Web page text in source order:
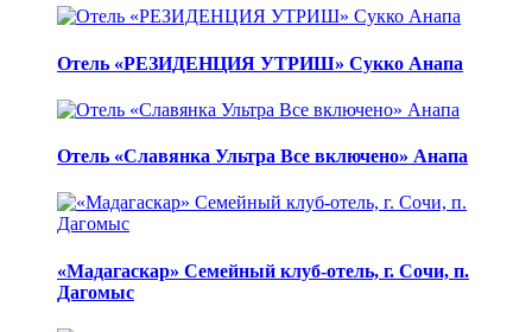
Отель «РЕЗИДЕНЦИЯ УТРИШ» Сукко Анапа
Отель «Славянка Ультра Все включено» Анапа
«Мадагаскар» Семейный клуб-отель, г. Сочи, п.
Дагомыс